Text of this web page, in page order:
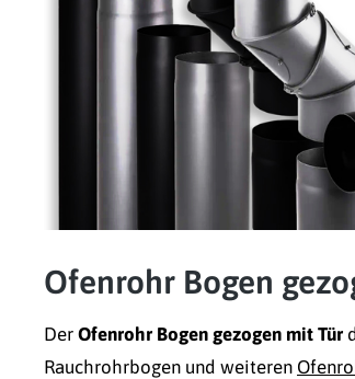
Ofenrohr Bogen
Der Ofenrohr Bogen gezogen mit Tür
Rauchrohrbogen und weiteren